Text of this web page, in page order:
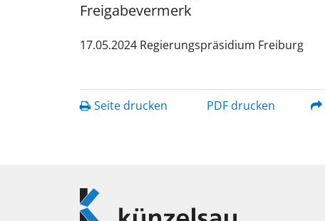
Freigabevermerk
17.05.2024 Regierungspräsidium Freiburg
Seite drucken PDF drucken
Logo
Künzelsau